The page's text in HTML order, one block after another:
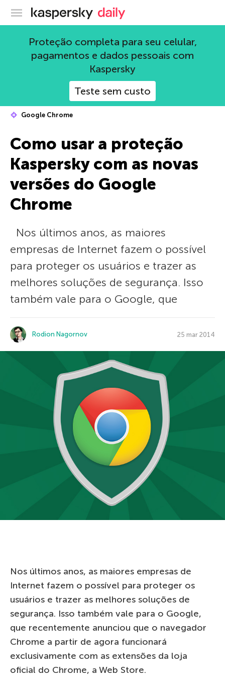
Blog oficial da Kaspersky
Proteção completa para seu celular,
pagamentos e dados pessoais com
Kaspersky
Teste sem custo
Google Chrome
Como usar a proteção
Kaspersky com as novas
versões do Google
Chrome
Nos últimos anos, as maiores
empresas de Internet fazem o possível
para proteger os usuários e trazer as
melhores soluções de segurança. Isso
também vale para o Google, que
Rodion Nagornov 25 mar 2014
Nos últimos anos, as maiores empresas de
Internet fazem o possível para proteger os
usuários e trazer as melhores soluções de
segurança. Isso também vale para o Google,
que recentemente anunciou que o navegador
Chrome a partir de agora funcionará
exclusivamente com as extensões da loja
oficial do Chrome, a Web Store.